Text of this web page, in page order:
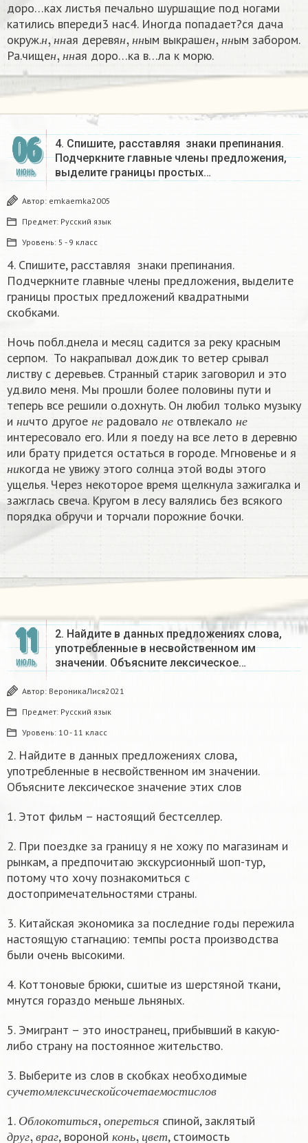
доро…ках листья печально шуршащие под ногами
катились впереди3 нас4. Иногда попадает?ся дача
окруж.н нн
н,нн
ая деревян нн
н,н н
ым выкрашен нн
н,нн
ым забором.
Ра.чищен нн
н,нн
ая доро…ка в…ла к морю.
06
ИЮНЬ
4. Спишите, расставляя знаки препинания.
Подчеркните главные члены предложения,
выделите границы простых…
Автор: emkaemka2005
Предмет: Русский язык
Уровень: 5 - 9 класс
4. Спишите, расставляя знаки препинания.
Подчеркните главные члены предложения, выделите
границы простых предложений квадратными
скобками.
Ночь побл.днела и месяц садится за реку красным
серпом. То накрапывал дождик то ветер срывал
листву с деревьев. Странный старик заговорил и это
уд.вило меня. Мы прошли более половины пути и
теперь все решили о.дохнуть. Он любил только музыку
и
н и
ни
что другое н е
не
радовало н е
не
отвлекало н е
не
интересовало его. Или я поеду на все лето в деревню
или брату придется остаться в городе. Мгновенье и я
н и
ни
когда не увижу этого солнца этой воды этого
ущелья. Через некоторое время щелкнула зажигалка и
зажглась свеча. Кругом в лесу валялись без всякого
порядка обручи и торчали порожние бочки.
11
ИЮЛЬ
2. Найдите в данных предложениях слова,
употребленные в несвойственном им
значении. Объясните лексическое…
Автор: ВероникаЛися2021
Предмет: Русский язык
Уровень: 10 - 11 класс
2. Найдите в данных предложениях слова,
употребленные в несвойственном им значении.
Объясните лексическое значение этих слов
1. Этот фильм – настоящий бестселлер.
2. При поездке за границу я не хожу по магазинам и
рынкам, а предпочитаю экскурсионный шоп-тур,
потому что хочу познакомиться с
достопримечательностями страны.
3. Китайская экономика за последние годы пережила
настоящую стагнацию: темпы роста производства
были очень высокими.
4. Коттоновые брюки, сшитые из шерстяной ткани,
мнутся гораздо меньше льняных.
5. Эмигрант – это иностранец, прибывший в какую-
либо страну на постоянное жительство.
3. Выберите из слов в скобках необходимые
с у ч е т омл е кс и ч е с к о й с о ч е т а ем о с т и сл о в
су четомле кс ичес койсочет аемостисло
1. О бл о к о т и т ься опереться спиной, заклятый
д р у г враг
друг,враг
, воронойк онь цвет
конь,цв ет
, стоимость